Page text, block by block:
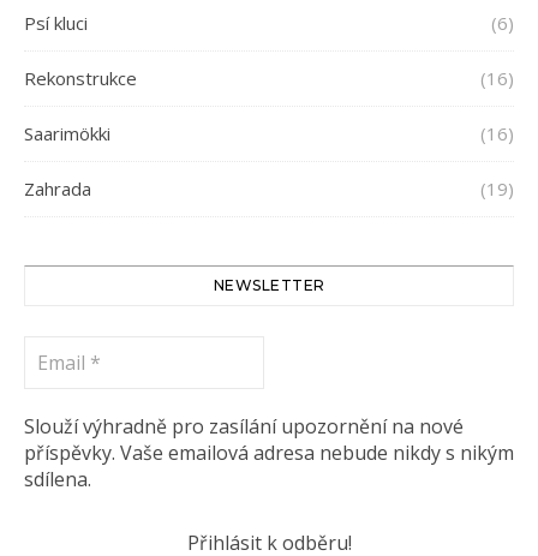
Psí kluci (6)
Rekonstrukce (16)
Saarimökki (16)
Zahrada (19)
NEWSLETTER
Slouží výhradně pro zasílání upozornění na nové
příspěvky. Vaše emailová adresa nebude nikdy s nikým
sdílena.